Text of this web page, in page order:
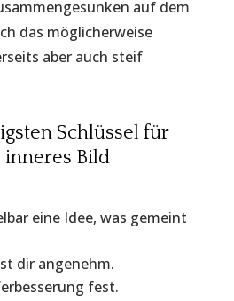
auf dem
das möglicherweise
aber auch steif
Schlüssel für
inneres Bild
eine Idee, was gemeint
dir angenehm.
fest.